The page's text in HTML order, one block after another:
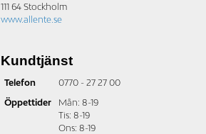
111 64 Stockholm
www.allente.se
Kundtjänst
Telefon
0770 - 27 27 00
Öppettider
Mån: 8-19
Tis: 8-19
Ons: 8-19